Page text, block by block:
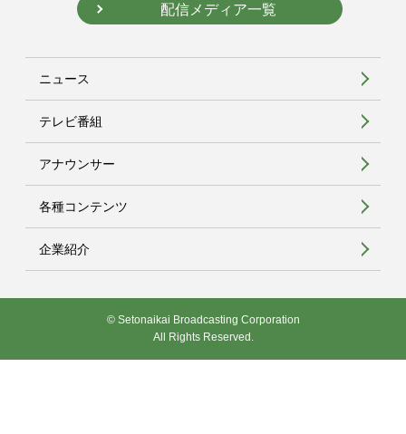
配信メディア一覧
ニュース
テレビ番組
アナウンサー
各種コンテンツ
企業紹介
© Setonaikai Broadcasting Corporation
All Rights Reserved.